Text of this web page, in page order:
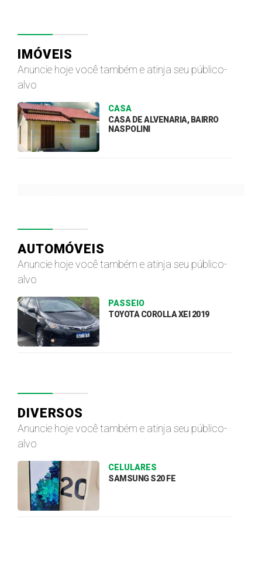
IMÓVEIS
Anuncie hoje você também e atinja seu público-
alvo
CASA
CASA DE ALVENARIA, BAIRRO
NASPOLINI
AUTOMÓVEIS
Anuncie hoje você também e atinja seu público-
alvo
PASSEIO
TOYOTA COROLLA XEI 2019
DIVERSOS
Anuncie hoje você também e atinja seu público-
alvo
CELULARES
SAMSUNG S20 FE